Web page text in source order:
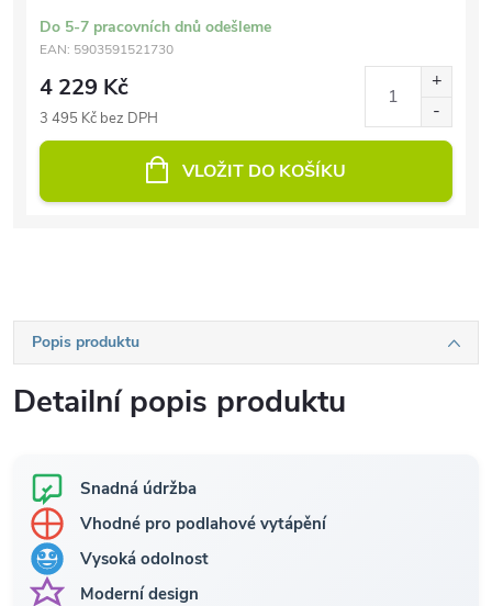
Do 5-7 pracovních dnů odešleme
EAN: 5903591521730
4 229 Kč
3 495 Kč bez DPH
VLOŽIT DO KOŠÍKU
Popis produktu
Detailní popis produktu
Snadná údržba
Vhodné pro podlahové vytápění
Vysoká odolnost
Moderní design